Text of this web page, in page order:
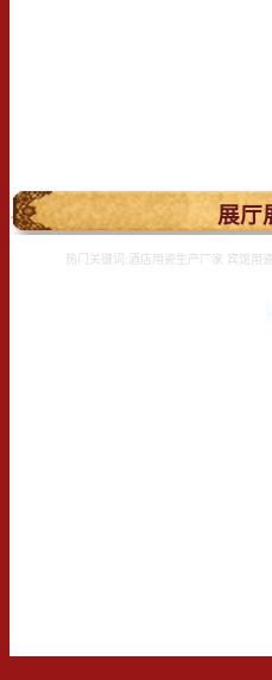
. 展厅
热门关键词:酒店用瓷生产厂家 宾馆用